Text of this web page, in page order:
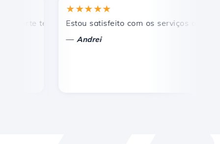
técnico rápido e eficiente.
★★★★★
Estou satisfeito com os serviços oferecidos
Andrei